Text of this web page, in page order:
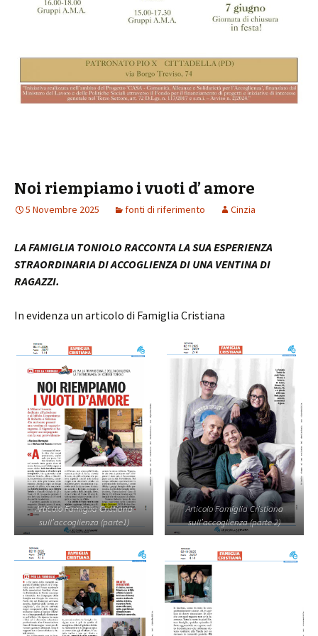
Noi riempiamo i vuoti d’ amore
5 Novembre 2025 fonti di riferimento Cinzia
LA FAMIGLIA TONIOLO RACCONTA LA SUA ESPERIENZA
STRAORDINARIA DI ACCOGLIENZA DI UNA VENTINA DI
RAGAZZI.
In evidenza un articolo di Famiglia Cristiana
Articolo Famiglia Cristiana
sull’accoglienza (parte1)
Articolo Famiglia Cristiana
sull’accoglienza (parte 2)